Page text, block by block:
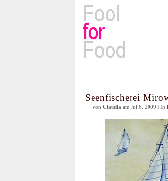
Seenfischerei
Von Claudia am Jul 6, 2009 | In